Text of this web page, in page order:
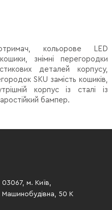
кольорове LED
знімні перегородки
деталей корпусу,
SKU замість кошиків,
корпус із сталі із
бампер.
03067, м. Київ,
Машинобудівна, 50 К